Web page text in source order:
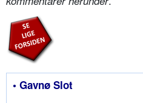
• Gavnø Slot